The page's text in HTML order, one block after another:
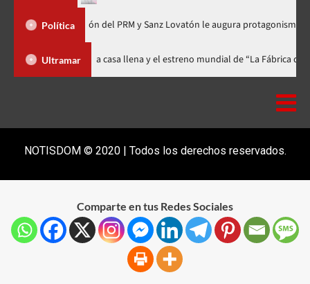
Política
del PRM y Sanz Lovatón le augura protagonismo político
Ultramar
celebra 15 años con una gala a casa llena y el estreno mundial de
NOTISDOM © 2020 | Todos los derechos reservados.
Comparte en tus Redes Sociales